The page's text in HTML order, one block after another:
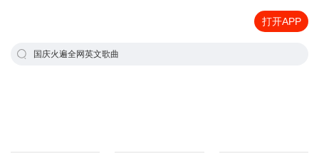
打开APP
国庆火遍全网英文歌曲